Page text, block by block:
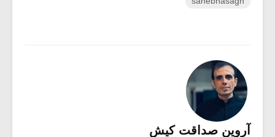
آروین صداقت کیش